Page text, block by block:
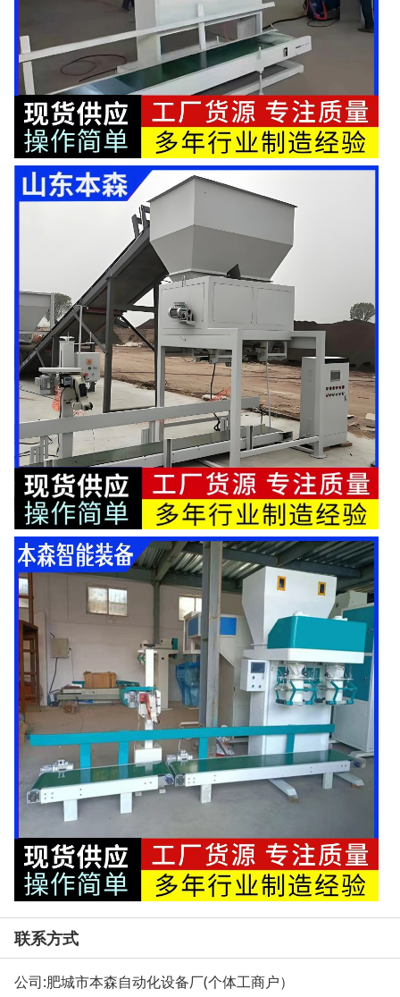
联系方式
公司:肥城市本森自动化设备厂(个体工商户）